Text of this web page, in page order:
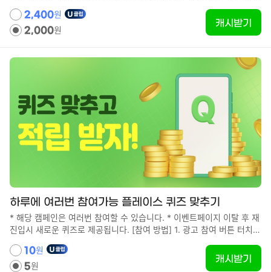
2,400원
2,000원
캐시받기
하루에 여러번 참여가능 플레이스 퀴즈 맞추기
* 해당 캠페인은 여러번 참여할 수 있습니다. * 이벤트페이지 이탈 후 재
진입시 새로운 퀴즈로 제공됩니다. [참여 방법] 1. 광고 참여 버튼 터치하
3. 퀴즈 정답 제출 [유의사항] - 최초 참여자 대상입니다. - 포인트 지급
까지 최대 10분까지도 소요될 수 있습니다. - WIFI가 아닌 환경에서는
10원
5원
캐시받기